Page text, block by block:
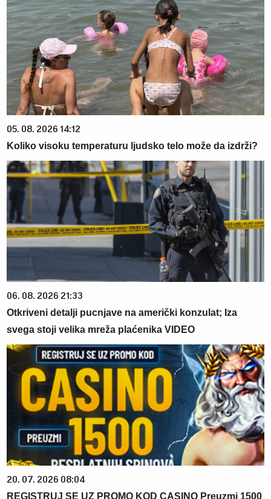
05. 08. 2026 14:12
Koliko visoku temperaturu ljudsko telo može da izdrži?
06. 08. 2026 21:33
Otkriveni detalji pucnjave na američki konzulat; Iza
svega stoji velika mreža plaćenika VIDEO
20. 07. 2026 08:04
REGISTRUJ SE UZ PROMO KOD CASINO Preuzmi 1500